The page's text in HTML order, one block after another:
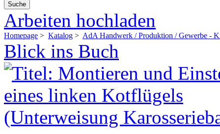
Suche
Arbeiten hochladen
Homepage > Katalog > AdA Handwerk / Produktion / Gewerbe -
Blick ins Buch